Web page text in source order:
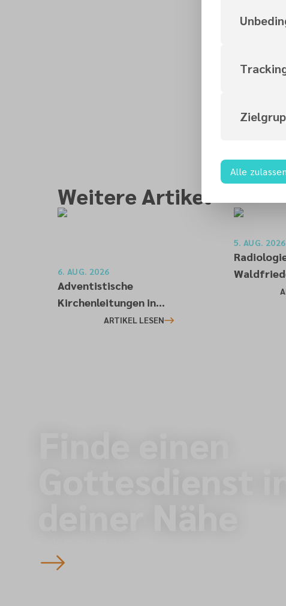
Weitere Artikel
6. AUG. 2026
Adventistische
Kirchenleitungen in
Deutschland bekräftigen ihre
ARTIKEL LESEN
5. AUG. 2026
Alle zulassen